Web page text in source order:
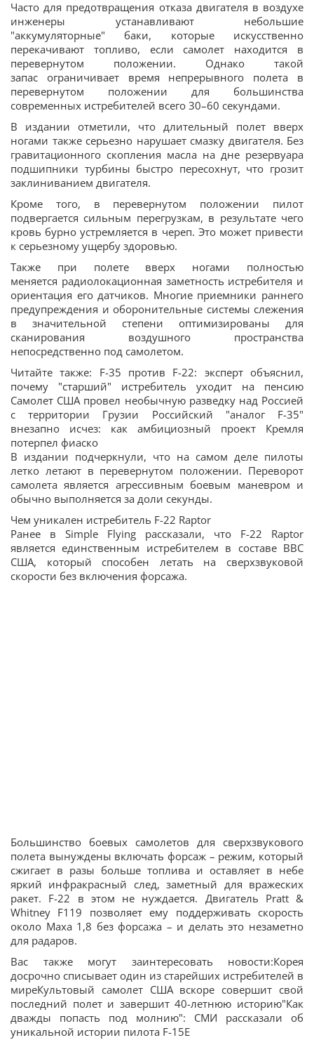
Часто для предотвращения отказа двигателя в воздухе
инженеры устанавливают небольшие
"аккумуляторные" баки, которые искусственно
перекачивают топливо, если самолет находится в
перевернутом положении. Однако такой
запас ограничивает время непрерывного полета в
перевернутом положении для большинства
современных истребителей всего 30–60 секундами.
В издании отметили, что длительный полет вверх
ногами также серьезно нарушает смазку двигателя. Без
гравитационного скопления масла на дне резервуара
подшипники турбины быстро пересохнут, что грозит
заклиниванием двигателя.
Кроме того, в перевернутом положении пилот
подвергается сильным перегрузкам, в результате чего
кровь бурно устремляется в череп. Это может привести
к серьезному ущербу здоровью.
Также при полете вверх ногами полностью
меняется радиолокационная заметность истребителя и
ориентация его датчиков. Многие приемники раннего
предупреждения и оборонительные системы слежения
в значительной степени оптимизированы для
сканирования воздушного пространства
непосредственно под самолетом.
Читайте также: F-35 против F-22: эксперт объяснил,
почему "старший" истребитель уходит на пенсию
Самолет США провел необычную разведку над Россией
с территории Грузии Российский "аналог F-35"
внезапно исчез: как амбициозный проект Кремля
потерпел фиаско
В издании подчеркнули, что на самом деле пилоты
летко летают в перевернутом положении. Переворот
самолета является агрессивным боевым маневром и
обычно выполняется за доли секунды.
Чем уникален истребитель F-22 Raptor
Ранее в Simple Flying рассказали, что F-22 Raptor
является единственным истребителем в составе ВВС
США, который способен летать на сверхзвуковой
скорости без включения форсажа.
Большинство боевых самолетов для сверхзвукового
полета вынуждены включать форсаж – режим, который
сжигает в разы больше топлива и оставляет в небе
яркий инфракрасный след, заметный для вражеских
ракет. F-22 в этом не нуждается. Двигатель Pratt &
Whitney F119 позволяет ему поддерживать скорость
около Маха 1,8 без форсажа – и делать это незаметно
для радаров.
Вас также могут заинтересовать новости:Корея
досрочно списывает один из старейших истребителей в
миреКультовый самолет США вскоре совершит свой
последний полет и завершит 40-летнюю историю"Как
дважды попасть под молнию": СМИ рассказали об
уникальной истории пилота F-15E